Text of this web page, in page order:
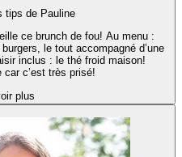
tips de Pauline
ce brunch de fou! Au menu :
le tout accompagné d’une
car c’est très prisé!
plus